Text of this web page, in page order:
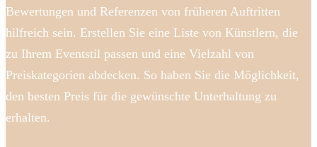
Bewertungen und Referenzen von früheren Auftritten
hilfreich sein. Erstellen Sie eine Liste von Künstlern, die
zu Ihrem Eventstil passen und eine Vielzahl von
Preiskategorien abdecken. So haben Sie die Möglichkeit,
den besten Preis für die gewünschte Unterhaltung zu
erhalten.